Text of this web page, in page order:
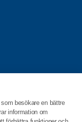
besökare en bättre
information om